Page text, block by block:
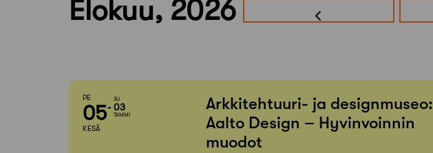
Elokuu, 2026
PE
05
KESÄ
SU
03
TAMMI
Arkkitehtuuri- ja designmuseo:
Aalto Design – Hyvinvoinnin
muodot